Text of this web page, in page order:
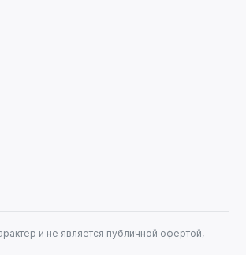
и не является публичной офертой,